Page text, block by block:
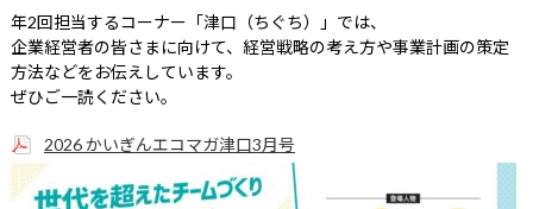
年2回担当するコーナー「津口（ちぐち）」では、
企業経営者の皆さまに向けて、経営戦略の考え方や事業計画の策定
方法などをお伝えしています。
ぜひご一読ください。
2026 かいぎんエコマガ津口3月号